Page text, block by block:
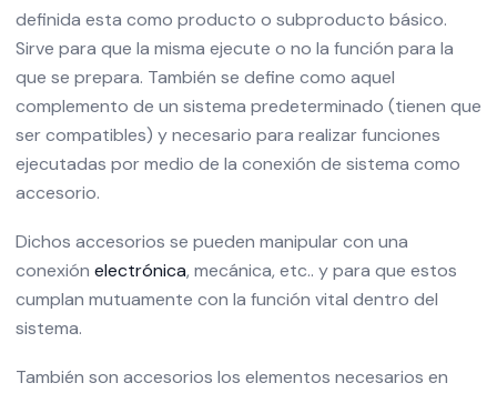
definida esta como producto o subproducto básico.
Sirve para que la misma ejecute o no la función para la
que se prepara. También se define como aquel
complemento de un sistema predeterminado (tienen que
ser compatibles) y necesario para realizar funciones
ejecutadas por medio de la conexión de sistema como
accesorio.
Dichos accesorios se pueden manipular con una
conexión electrónica, mecánica, etc.. y para que estos
cumplan mutuamente con la función vital dentro del
sistema.
También son accesorios los elementos necesarios en